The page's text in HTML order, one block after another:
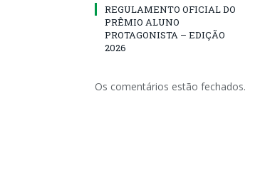
REGULAMENTO OFICIAL DO
PRÊMIO ALUNO
PROTAGONISTA – EDIÇÃO
2026
Os comentários estão fechados.